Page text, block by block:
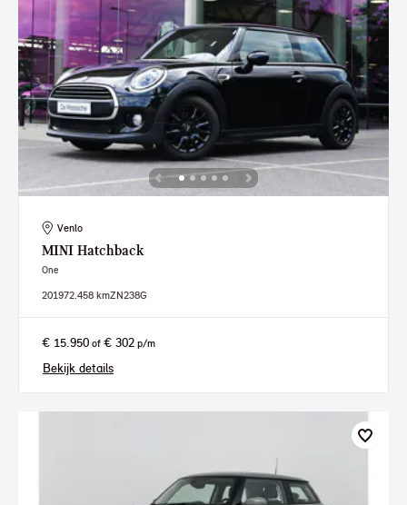
Venlo
MINI Hatchback
One
201972.458 kmZN238G
€ 15.950 of € 302 p/m
Bekijk details